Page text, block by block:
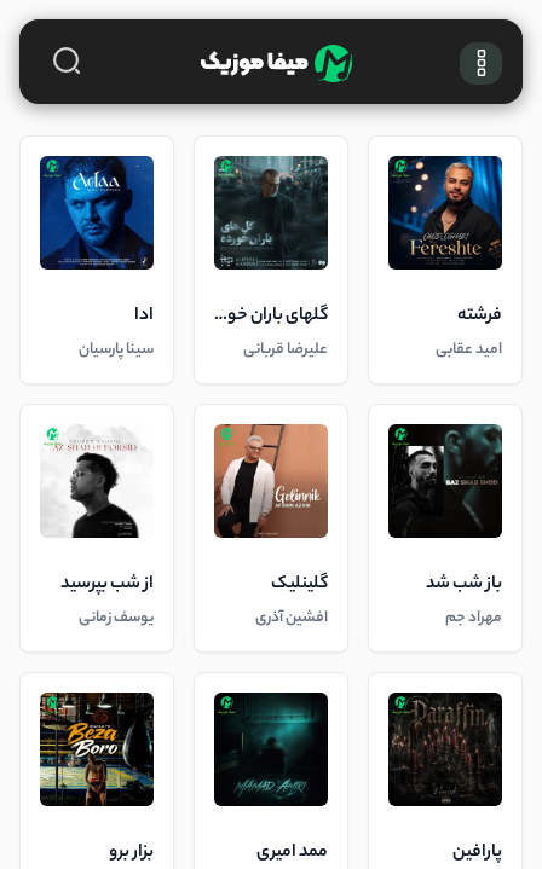
فرشته
امید عقابی
گلهای باران خورده
علیرضا قربانی
ادا
سینا پارسیان
باز شب شد
مهراد جم
گلینلیک
افشین آذری
از شب بپرسید
یوسف زمانی
پارافین ممد امیری بزار برو